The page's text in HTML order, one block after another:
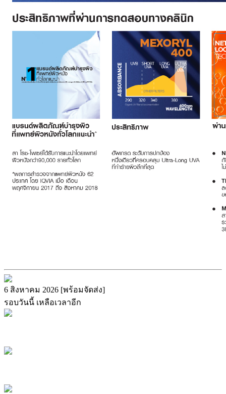
6 สิงหาคม 2026 [พร้อมจัดส่ง]
รอบวันนี้ เหลือเวลาอีก